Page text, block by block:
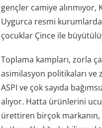
gençler camiye alınmıyor,
Uygurca resmi kurumlarda
çocuklar Çince ile
Toplama kampları, zorla
asimilasyon politikaları ve
ASPI ve çok sayıda
alıyor. Hatta ürünlerini
ürettiren birçok